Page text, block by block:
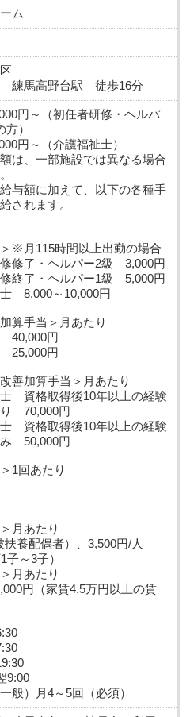
ム
練馬高野台駅 徒歩16分
円～（初任者研修・ヘルパ
）
円～（介護福祉士）
は、一部施設では異なる場合
与額に加えて、以下の各種手
されます。
※月115時間以上出勤の場合
修修了・ヘルパー2級 3,000円
修終了・ヘルパー1級 5,000円
士 8,000～10,000円
算手当＞月あたり
40,000円
25,000円
善加算手当＞月あたり
士 資格取得後10年以上の経験
70,000円
士 資格取得後10年以上の経験
50,000円
1回あたり
月あたり
扶養配偶者）、3,500円/人
子～3子）
月あたり
円（家賃4.5万円以上の賃
9:00
般）月4～5回（必須）